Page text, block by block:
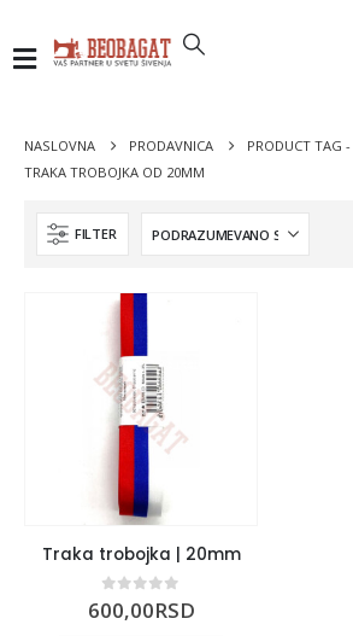
NASLOVNA PRODAVNICA
PRODUCT TAG -
TRAKA TROBOJKA OD 20MM
FILTER
Traka trobojka | 20mm
0 out of 5
600,00RSD